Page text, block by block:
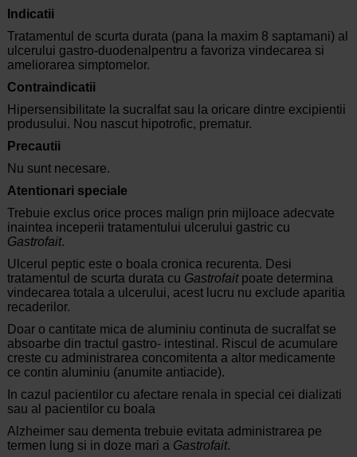
Indicatii
Tratamentul de scurta durata (pana la maxim 8 saptamani) al
ulcerului gastro-duodenalpentru a favoriza vindecarea si
ameliorarea simptomelor.
Contraindicatii
Hipersensibilitate la sucralfat sau la oricare dintre excipientii
produsului. Nou nascut hipotrofic, prematur.
Precautii
Nu sunt necesare.
Atentionari speciale
Trebuie exclus orice proces malign prin mijloace adecvate
inaintea inceperii tratamentului ulcerului gastric cu
Gastrofait.
Ulcerul peptic este o boala cronica recurenta. Desi
tratamentul de scurta durata cu Gastrofait poate determina
vindecarea totala a ulcerului, acest lucru nu exclude aparitia
recaderilor.
Doar o cantitate mica de aluminiu continuta de sucralfat se
absoarbe din tractul gastro- intestinal. Riscul de acumulare
creste cu administrarea concomitenta a altor medicamente
ce contin aluminiu (anumite antiacide).
In cazul pacientilor cu afectare renala in special cei dializati
sau al pacientilor cu boala
Alzheimer sau dementa trebuie evitata administrarea pe
termen lung si in doze mari a Gastrofait.